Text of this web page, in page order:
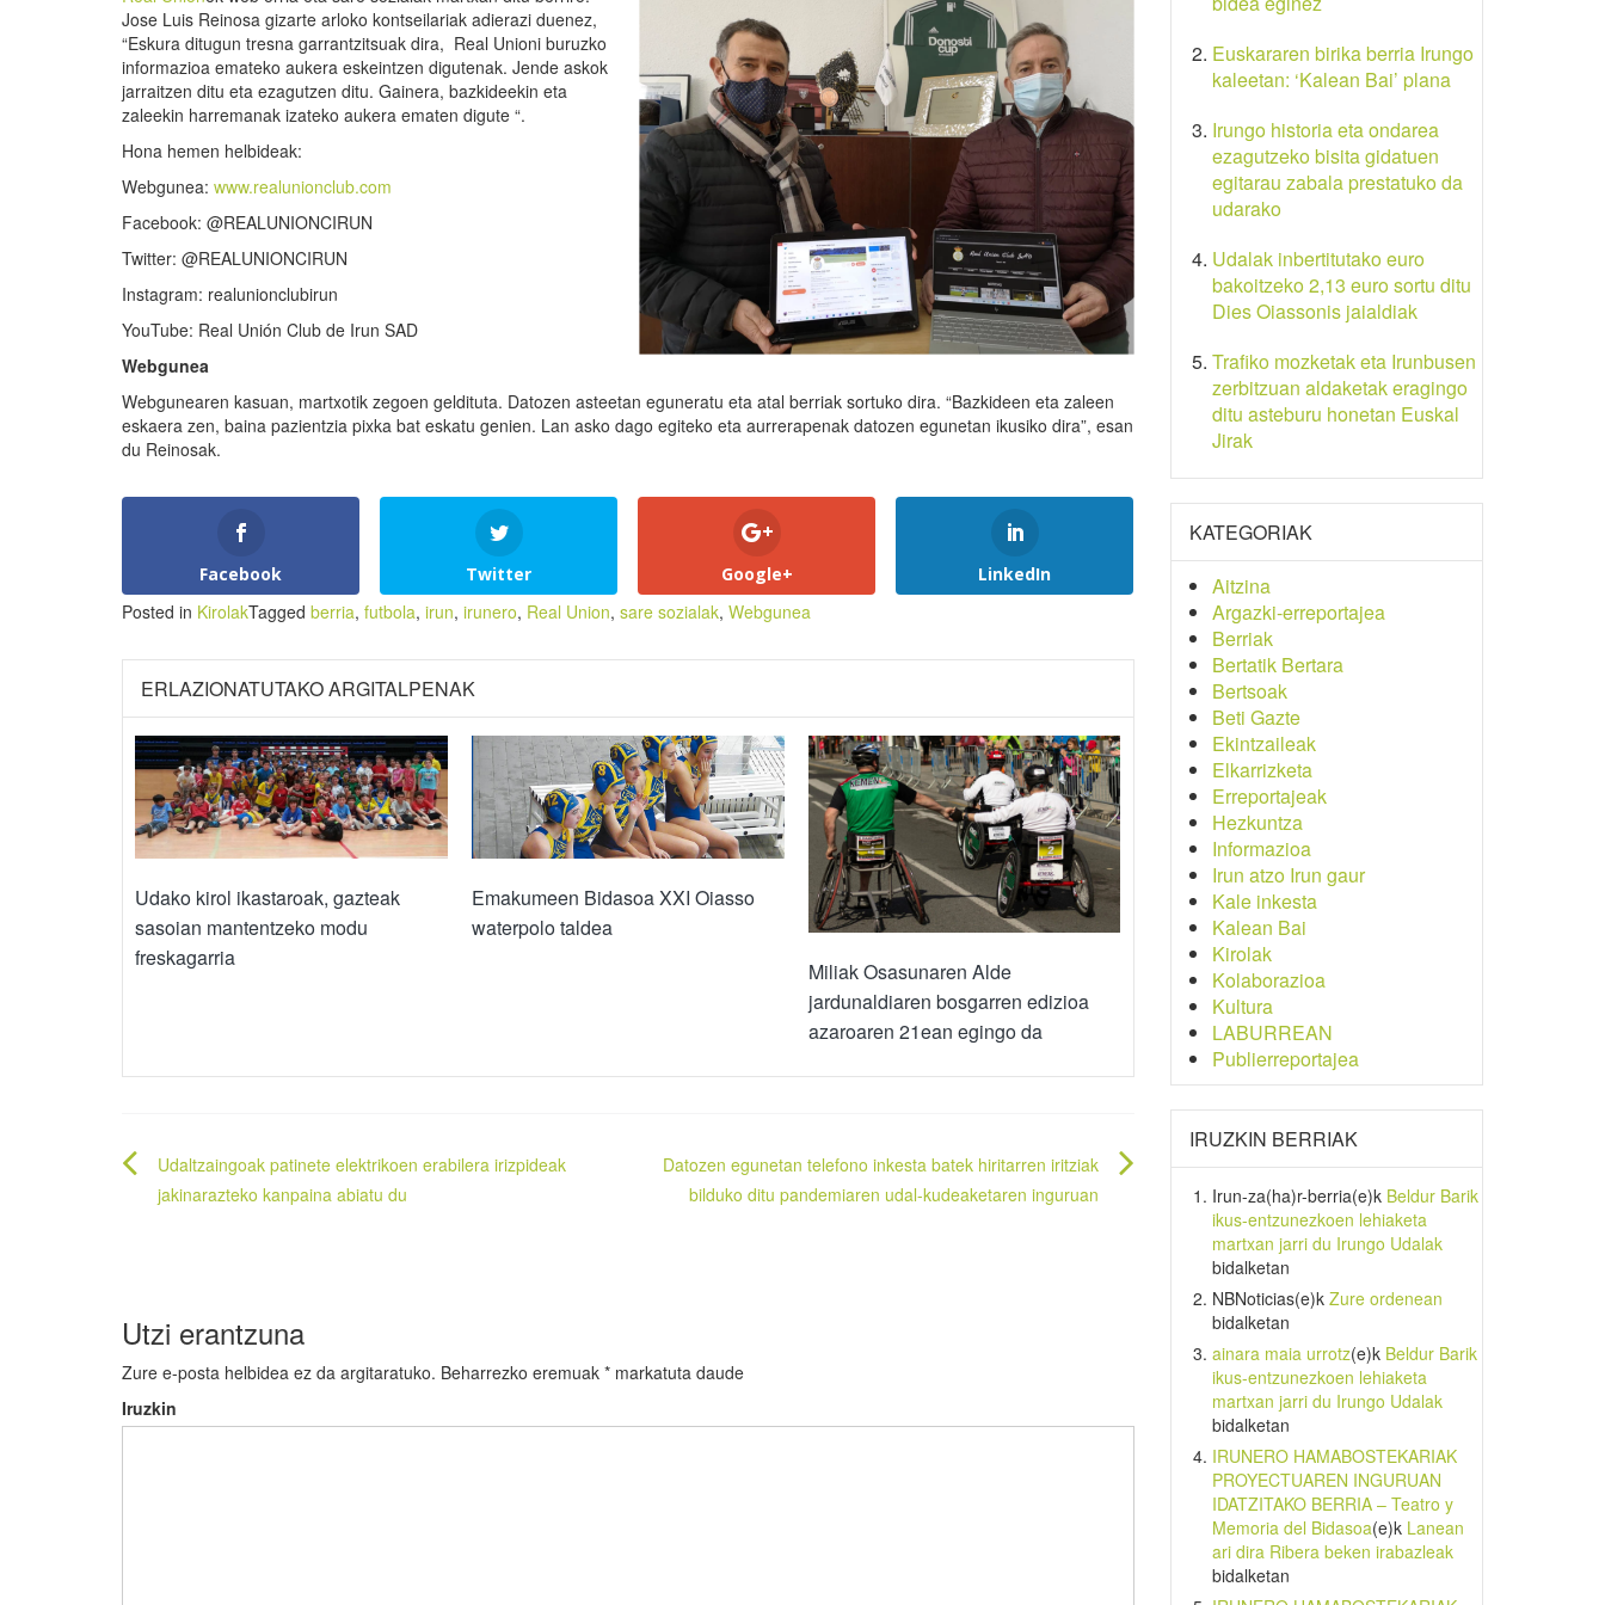
Jose Luis Reinosa gizarte arloko kontseilariak adierazi duenez,
“Eskura ditugun tresna garrantzitsuak dira, Real Unioni buruzko
informazioa emateko aukera eskeintzen digutenak. Jende askok
jarraitzen ditu eta ezagutzen ditu. Gainera, bazkideekin eta
zaleekin harremanak izateko aukera ematen digute “.
Hona hemen helbideak:
Webgunea: www.realunionclub.com
Facebook: @REALUNIONCIRUN
Twitter: @REALUNIONCIRUN
Instagram: realunionclubirun
YouTube: Real Unión Club de Irun SAD
Webgunea
Webgunearen kasuan, martxotik zegoen geldituta. Datozen asteetan eguneratu eta atal berriak sortuko dira. “Bazkideen eta zaleen
eskaera zen, baina pazientzia pixka bat eskatu genien. Lan asko dago egiteko eta aurrerapenak datozen egunetan ikusiko dira”, esan
du Reinosak.
Facebook Twitter Google+ LinkedIn
Posted in KirolakTagged berria, futbola, irun, irunero, Real Union, sare sozialak, Webgunea
ERLAZIONATUTAKO ARGITALPENAK
Udako kirol ikastaroak, gazteak
sasoian mantentzeko modu
freskagarria
Emakumeen Bidasoa XXI Oiasso
waterpolo taldea
Miliak Osasunaren Alde
jardunaldiaren bosgarren edizioa
azaroaren 21ean egingo da
Bidalketetan
zehar
Udaltzaingoak patinete elektrikoen erabilera irizpideak
jakinarazteko kanpaina abiatu du
Datozen egunetan telefono inkesta batek hiritarren iritziak
bilduko ditu pandemiaren udal-kudeaketaren inguruan
Utzi erantzuna
Zure e-posta helbidea ez da argitaratuko. Beharrezko eremuak * markatuta daude
Iruzkin
Euskararen birika berria Irungo
kaleetan: ‘Kalean Bai’ plana
Irungo historia eta ondarea
ezagutzeko bisita gidatuen
egitarau zabala prestatuko da
udarako
Udalak inbertitutako euro
bakoitzeko 2,13 euro sortu ditu
Dies Oiassonis jaialdiak
Trafiko mozketak eta Irunbusen
zerbitzuan aldaketak eragingo
ditu asteburu honetan Euskal
Jirak
KATEGORIAK
Aitzina
Argazki-erreportajea
Berriak
Bertatik Bertara
Bertsoak
Beti Gazte
Ekintzaileak
Elkarrizketa
Erreportajeak
Hezkuntza
Informazioa
Irun atzo Irun gaur
Kale inkesta
Kalean Bai
Kirolak
Kolaborazioa
Kultura
LABURREAN
Publierreportajea
IRUZKIN BERRIAK
Irun-za(ha)r-berria(e)k Beldur Barik
ikus-entzunezkoen lehiaketa
martxan jarri du Irungo Udalak
bidalketan
NBNoticias(e)k Zure ordenean
bidalketan
ainara maia urrotz(e)k Beldur Barik
ikus-entzunezkoen lehiaketa
martxan jarri du Irungo Udalak
bidalketan
IRUNERO HAMABOSTEKARIAK
PROYECTUAREN INGURUAN
IDATZITAKO BERRIA – Teatro y
Memoria del Bidasoa(e)k Lanean
ari dira Ribera beken irabazleak
bidalketan